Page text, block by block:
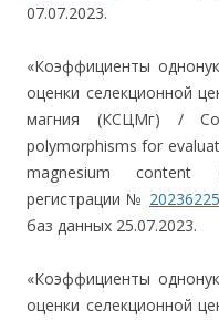
07.07.2023.
«Коэффициенты
оценки селекционной
магния (КСЦМг) /
polymorphisms for
magnesium content
регистрации №
баз данных 25.07.2023.
«Коэффициенты
оценки селекционной